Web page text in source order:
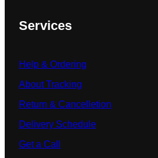
Services
Help & Ordering
About Tracking
Return & Cancelletion
Delivery Schedule
Get a Call